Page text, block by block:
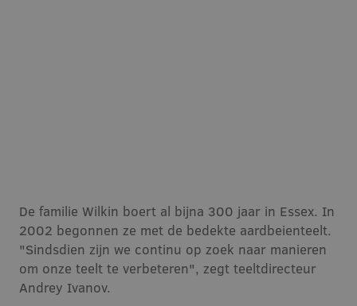
De familie Wilkin boert al bijna 300 jaar in Essex. In
2002 begonnen ze met de bedekte aardbeienteelt.
"Sindsdien zijn we continu op zoek naar manieren
om onze teelt te verbeteren", zegt teeltdirecteur
Andrey Ivanov.